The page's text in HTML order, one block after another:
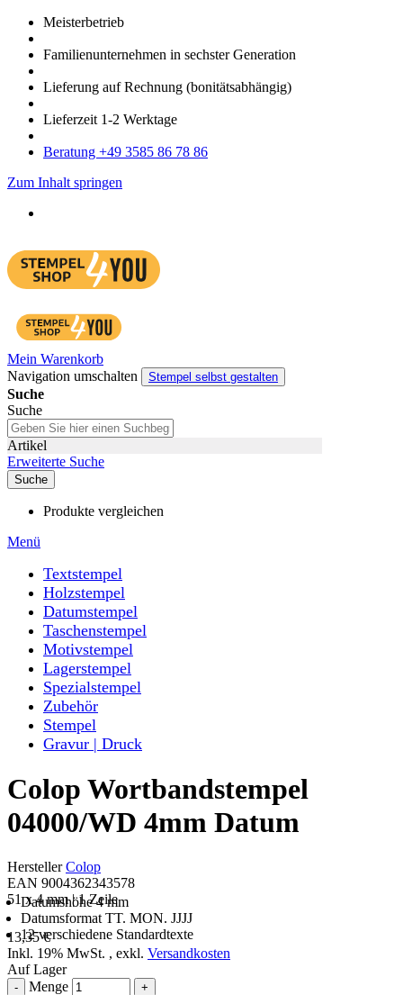
Meister­betrieb
Familien­unter­nehmen in sechster Gene­ration
Lieferung auf Rech­nung (bonitätsabhängig)
Liefer­zeit 1-2 Werk­tage
Bera­tung +49 3585 86 78 86
Zum Inhalt springen
Mein Warenkorb
Navigation umschalten
Stempel selbst gestalten
Suche
Suche
Artikel
Erweiterte Suche
Suche
Produkte vergleichen
Menü
Textstempel
Holzstempel
Datumstempel
Taschenstempel
Motivstempel
Lagerstempel
Spezialstempel
Zubehör
Stempel
Gravur | Druck
Colop Wortbandstempel
04000/WD 4mm Datum
HerstellerColop
EAN 9004362343578
51 x 4 mm | 1 Zeile
Datumshöhe 4 mm
Datumsformat TT. MON. JJJJ
12 verschiedene Standardtexte
13,35 €
Inkl. 19% MwSt. , exkl. Versandkosten
Auf Lager
- Menge +